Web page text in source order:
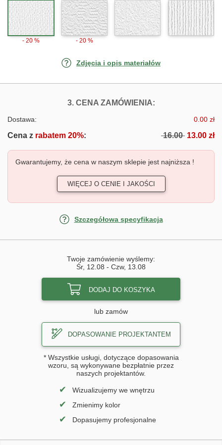
- 20 % - 20 %
Zdjęcia i opis materiałów
3. CENA ZAMÓWIENIA:FOTOTAPETY
Dostawa: 0.00 zł
Cena z rabatem 20%: 16.00 13.00 zł
Gwarantujemy, że cena w naszym sklepie jest najniższa !
WIĘCEJ O CENIE I JAKOŚCI
Szczegółowa specyfikacja
Twoje zamówienie wyślemy:
Śr, 12.08 - Czw, 13.08
DODAJ DO KOSZYKA
lub zamów
DOPASOWANIE PROJEKTANTEM
* Wszystkie usługi, dotyczące dopasowania
wzoru, są wykonywane bezpłatnie przez
naszych projektantów.
✔ Wizualizujemy we wnętrzu
✔ Zmienimy kolor
✔ Dopasujemy profesjonalne